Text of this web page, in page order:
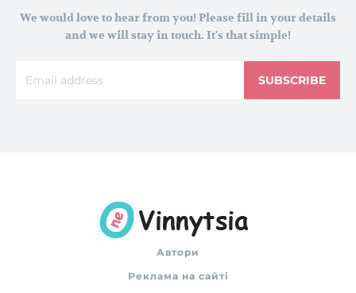
We would love to hear from you! Please fill in your details
and we will stay in touch. It's that simple!
SUBSCRIBE
Автори
Реклама на сайті